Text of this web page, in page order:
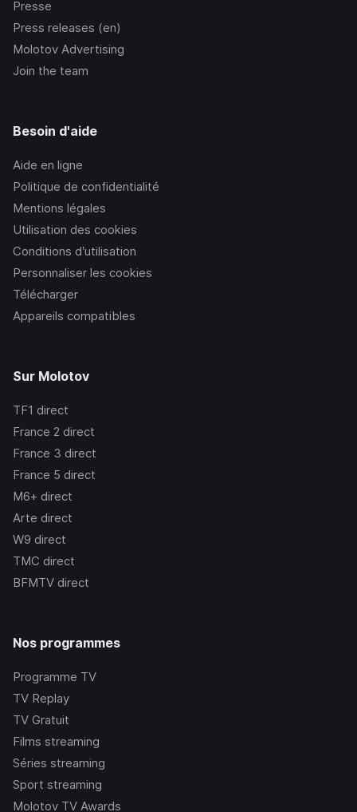
Presse
Press releases (en)
Molotov Advertising
Join the team
Besoin d'aide
Aide en ligne
Politique de confidentialité
Mentions légales
Utilisation des cookies
Conditions d’utilisation
Personnaliser les cookies
Télécharger
Appareils compatibles
Sur Molotov
TF1 direct
France 2 direct
France 3 direct
France 5 direct
M6+ direct
Arte direct
W9 direct
TMC direct
BFMTV direct
Nos programmes
Programme TV
TV Replay
TV Gratuit
Films streaming
Séries streaming
Sport streaming
Molotov TV Awards